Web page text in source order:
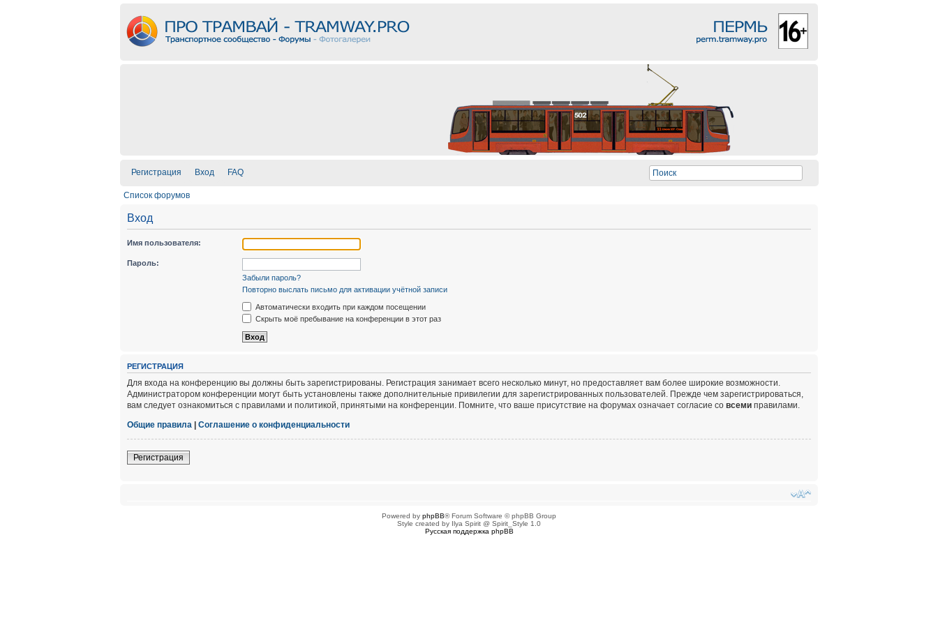
Регистрация Вход FAQ
Список форумов
Вход
Имя пользователя:
Пароль:
Забыли пароль?
Повторно выслать письмо для активации учётной записи
Автоматически входить при каждом посещении
Скрыть моё пребывание на конференции в этот раз
РЕГИСТРАЦИЯ
Для входа на конференцию вы должны быть зарегистрированы. Регистрация занимает всего несколько минут, но предоставляет вам более широкие возможности.
Администратором конференции могут быть установлены также дополнительные привилегии для зарегистрированных пользователей. Прежде чем зарегистрироваться,
вам следует ознакомиться с правилами и политикой, принятыми на конференции. Помните, что ваше присутствие на форумах означает согласие со всеми правилами.
Общие правила | Соглашение о конфиденциальности
Регистрация
Powered by phpBB® Forum Software © phpBB Group
Style created by Ilya Spirit @ Spirit_Style 1.0
Русская поддержка phpBB